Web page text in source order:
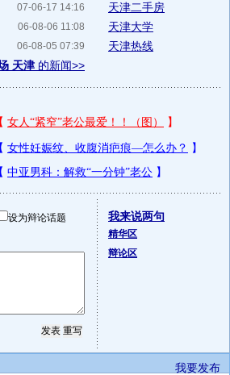
07-06-17 14:16
06-08-06 11:08
06-08-05 07:39
天津 的新闻>>
天津二手房
天津大学
天津热线
设为辩论话题 我来说两句
精华区
辩论区
我要发布